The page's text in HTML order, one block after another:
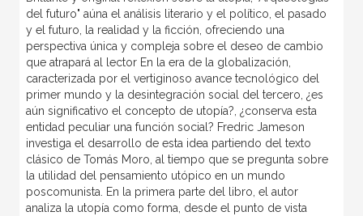
del futuro" aúna el análisis literario y el político, el pasado
y el futuro, la realidad y la ficción, ofreciendo una
perspectiva única y compleja sobre el deseo de cambio
que atrapará al lector En la era de la globalización,
caracterizada por el vertiginoso avance tecnológico del
primer mundo y la desintegración social del tercero, ¿es
aún significativo el concepto de utopía?, ¿conserva esta
entidad peculiar una función social? Fredric Jameson
investiga el desarrollo de esta idea partiendo del texto
clásico de Tomás Moro, al tiempo que se pregunta sobre
la utilidad del pensamiento utópico en un mundo
poscomunista. En la primera parte del libro, el autor
analiza la utopía como forma, desde el punto de vista